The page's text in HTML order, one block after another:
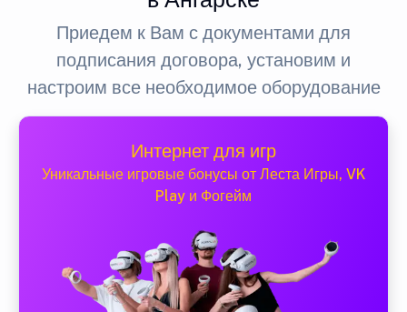
Приедем к Вам с документами для
подписания договора, установим и
настроим все необходимое оборудование
Интернет для игр
Уникальные игровые бонусы от Леста Игры, VK
Play и Фогейм